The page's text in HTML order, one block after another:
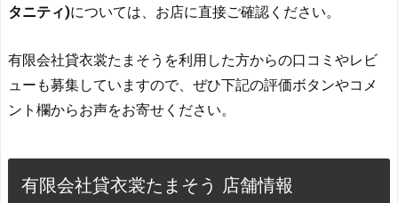
タニティ)については、お店に直接ご確認ください。
有限会社貸衣裳たまそうを利用した方からの口コミやレビ
ューも募集していますので、ぜひ下記の評価ボタンやコメ
ント欄からお声をお寄せください。
有限会社貸衣裳たまそう 店舗情報